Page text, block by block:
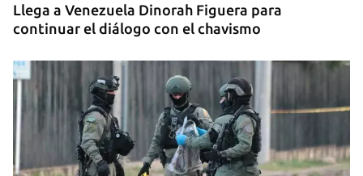
Llega a Venezuela Dinorah Figuera para
continuar el diálogo con el chavismo